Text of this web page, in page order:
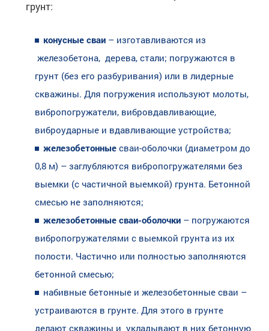
грунт:
конусные сваи– изготавливаются из
железобетона, дерева, стали; погружаются в
грунт (без его разбуривания) или в лидерные
скважины. Для погружения используют молоты,
вибропогружатели, вибровдавливающие,
виброударные и вдавливающие устройства;
железобетонныесваи-оболочки (диаметром до
0,8 м) – заглубляются вибропогружателями без
выемки (с частичной выемкой) грунта. Бетонной
смесью не заполняются;
железобетонные сваи-оболочки– погружаются
вибропогружателями с выемкой грунта из их
полости. Частично или полностью заполняются
бетонной смесью;
набивные бетонные и железобетонные сваи –
устраиваются в грунте. Для этого в грунте
делают скважины и укладывают в них бетонную